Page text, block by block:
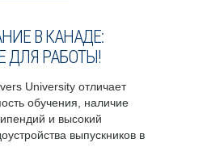
В КАНАДЕ:
ДЛЯ РАБОТЫ!
University отличает
обучения, наличие
и высокий
выпускников в